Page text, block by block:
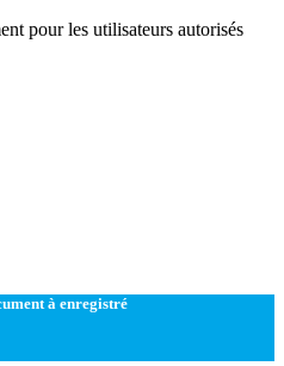
pour les utilisateurs autorisés
à enregistré